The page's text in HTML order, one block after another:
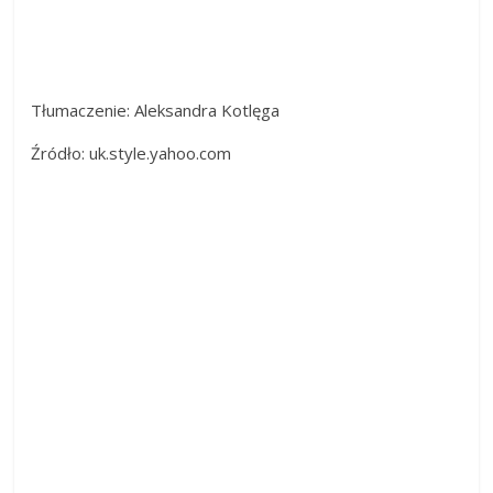
Tłumaczenie: Aleksandra Kotlęga
Źródło: uk.style.yahoo.com